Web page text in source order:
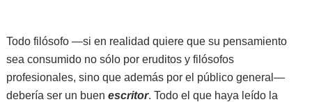
Todo filósofo —si en realidad quiere que su pensamiento
sea consumido no sólo por eruditos y filósofos
profesionales, sino que además por el público general—
debería ser un buen escritor. Todo el que haya leído la